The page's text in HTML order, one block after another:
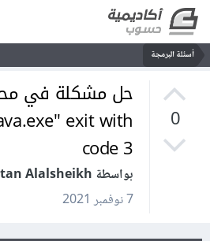
أسئلة البرمجة
0
حل مشكلة في
exit with
code 3
بواسطة Sultan Alalsheikh
7 نوفمبر 2021